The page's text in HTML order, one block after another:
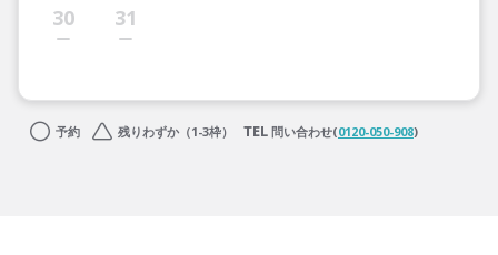
30 31
予約 残りわずか（1-3枠） 問い合わせ(0120-050-908)